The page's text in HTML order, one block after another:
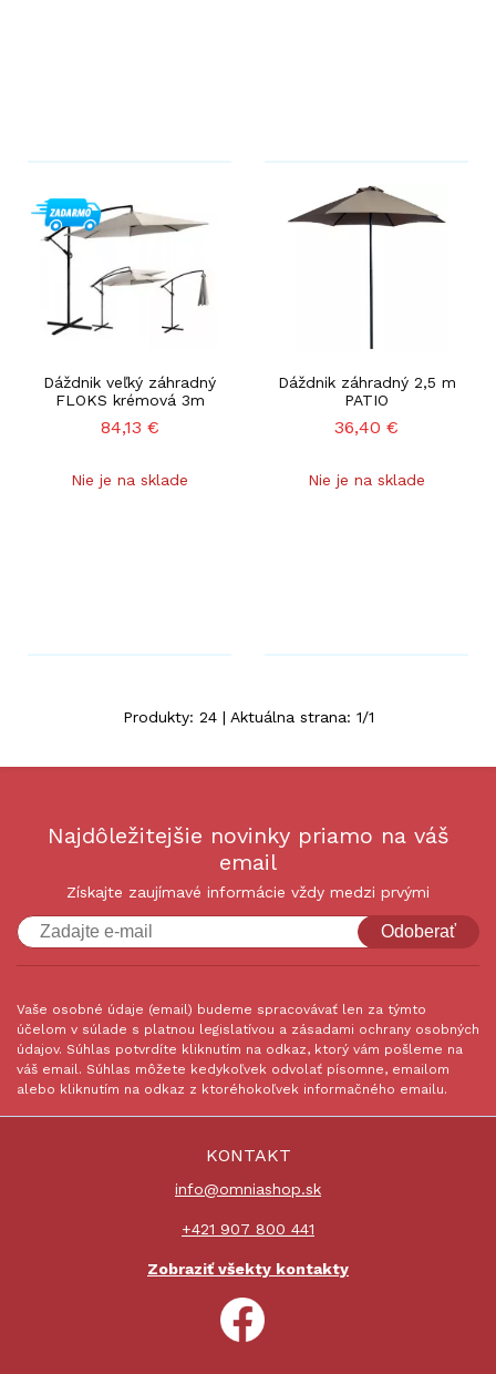
Dáždnik veľký záhradný
FLOKS krémová 3m
84,13 €
Nie je na sklade
Dáždnik záhradný 2,5 m
PATIO
36,40 €
Nie je na sklade
Produkty: 24| Aktuálna strana: 1/1
Najdôležitejšie novinky priamo na váš
email
Získajte zaujímavé informácie vždy medzi prvými
Odoberať
Vaše osobné údaje (email) budeme spracovávať len za týmto
účelom v súlade s platnou legislatívou a zásadami ochrany osobných
údajov. Súhlas potvrdíte kliknutím na odkaz, ktorý vám pošleme na
váš email. Súhlas môžete kedykoľvek odvolať písomne, emailom
alebo kliknutím na odkaz z ktoréhokoľvek informačného emailu.
KONTAKT
info@omniashop.sk
+421 907 800 441
Zobraziť všekty kontakty